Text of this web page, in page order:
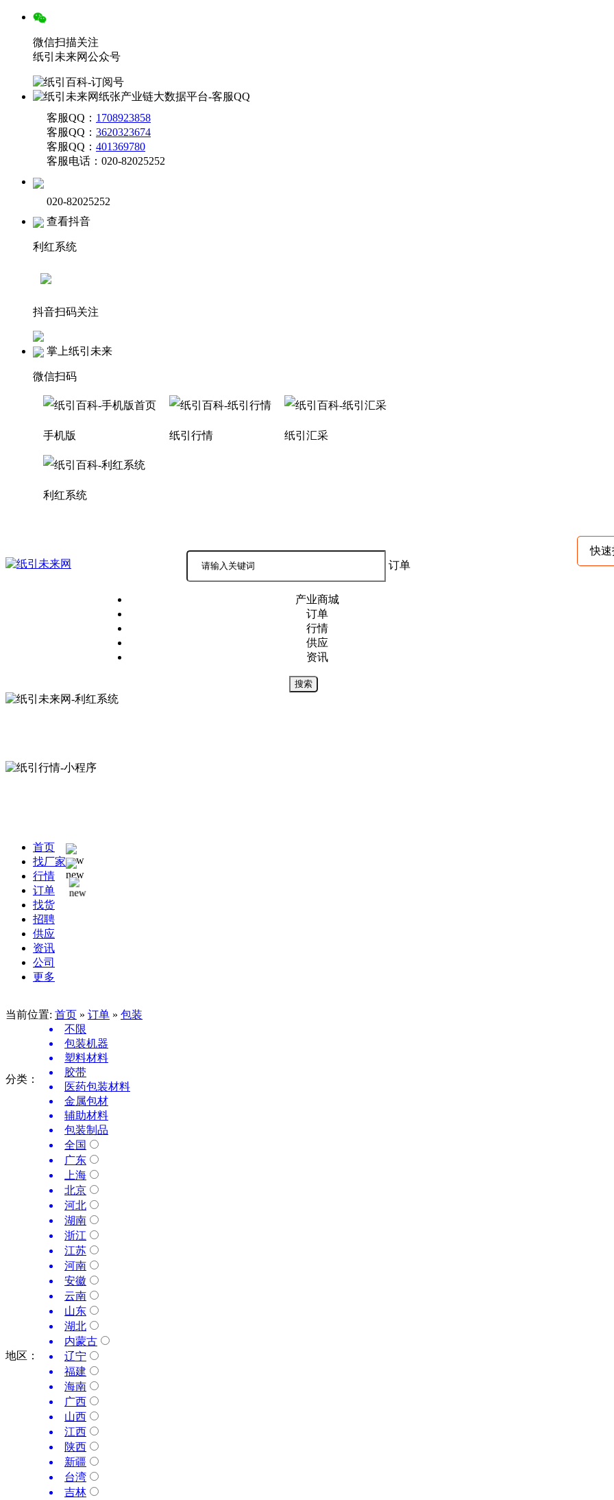
微信扫描关注
纸引未来网公众号
客服QQ： 1708923858
客服QQ： 3620323674
客服QQ： 401369780
客服电话：020-82025252
020-82025252
查看抖音
利红系统
抖音扫码关注
掌上纸引未来
微信扫码
手机版 纸引行情 纸引汇采
利红系统
订单
产业商城
订单
行情
供应
资讯
搜索
快
首页
找厂家
行情
订单
找货
招聘
供应
资讯
公司
更多
当前位置: 首页 » 订单 » 包装
分类：
不限
包装机器
塑料材料
胶带
医药包装材料
金属包材
辅助材料
包装制品
地区：
全国
广东
上海
北京
河北
湖南
浙江
江苏
河南
安徽
云南
山东
湖北
内蒙古
辽宁
福建
海南
广西
山西
江西
陕西
新疆
台湾
吉林